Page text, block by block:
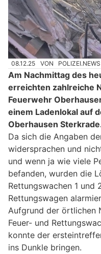
08.12.25 VON
Am Nachmittag des
erreichten zahlreiche
Feuerwehr
einem Ladenlokal auf
Oberhausen
Da sich die Angaben
widersprachen und
und wenn ja wie viele
befanden, wurden die
Rettungswachen 1 und
Rettungswagen
Aufgrund der örtlichen
Feuer- und
konnte der
ins Dunkle bringen.